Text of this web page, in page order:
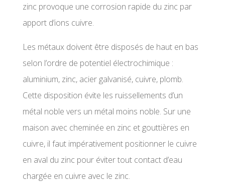
zinc provoque une corrosion rapide du zinc par
apport d’ions cuivre.
Les métaux doivent être disposés de haut en bas
selon l’ordre de potentiel électrochimique :
aluminium, zinc, acier galvanisé, cuivre, plomb.
Cette disposition évite les ruissellements d’un
métal noble vers un métal moins noble. Sur une
maison avec cheminée en zinc et gouttières en
cuivre, il faut impérativement positionner le cuivre
en aval du zinc pour éviter tout contact d’eau
chargée en cuivre avec le zinc.